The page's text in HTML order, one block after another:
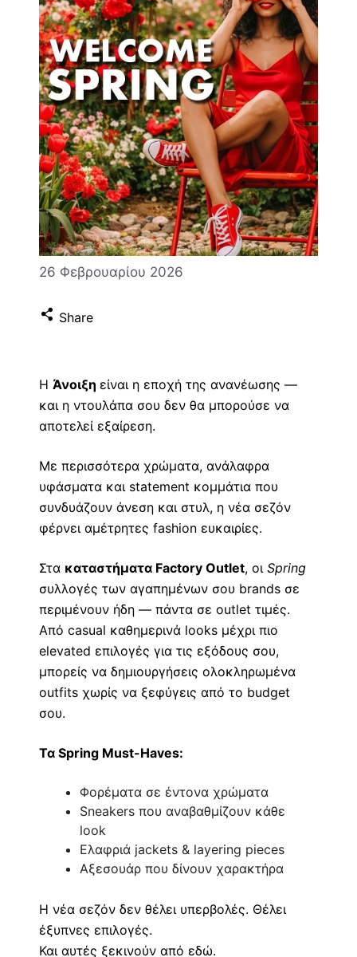
26 Φεβρουαρίου 2026
Share
Η Άνοιξη είναι η εποχή της ανανέωσης —
και η ντουλάπα σου δεν θα μπορούσε να
αποτελεί εξαίρεση.
Με περισσότερα χρώματα, ανάλαφρα
υφάσματα και statement κομμάτια που
συνδυάζουν άνεση και στυλ, η νέα σεζόν
φέρνει αμέτρητες fashion ευκαιρίες.
Στα καταστήματα Factory Outlet, οι Spring
συλλογές των αγαπημένων σου brands σε
περιμένουν ήδη — πάντα σε outlet τιμές.
Από casual καθημερινά looks μέχρι πιο
elevated επιλογές για τις εξόδους σου,
μπορείς να δημιουργήσεις ολοκληρωμένα
outfits χωρίς να ξεφύγεις από το budget
σου.
Τα Spring Must-Haves:
Φορέματα σε έντονα χρώματα
Sneakers που αναβαθμίζουν κάθε
look
Ελαφριά jackets & layering pieces
Αξεσουάρ που δίνουν χαρακτήρα
Η νέα σεζόν δεν θέλει υπερβολές. Θέλει
έξυπνες επιλογές.
Και αυτές ξεκινούν από εδώ.